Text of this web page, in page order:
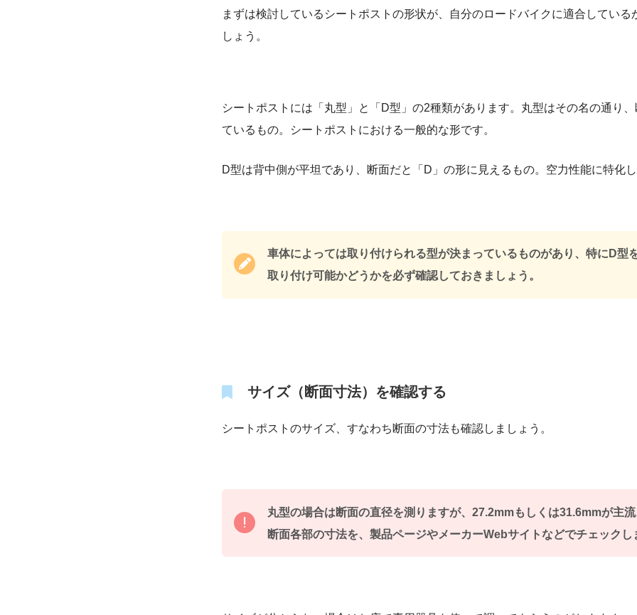
まずは検討しているシートポストの形状が、自分のロードバイクに適合している
しょう。
シートポストには「丸型」と「D型」の2種類があります。丸型はその名の通り
ているもの。シートポストにおける一般的な形です。
D型は背中側が平坦であり、断面だと「D」の形に見えるもの。空力性能に特化
車体によっては取り付けられる型が決まっているものがあり、特にD型
取り付け可能かどうかを必ず確認しておきましょう。
サイズ（断面寸法）を確認する
シートポストのサイズ、すなわち断面の寸法も確認しましょう。
丸型の場合は断面の直径を測りますが、27.2mmもしくは31.6mmが主
断面各部の寸法を、製品ページやメーカーWebサイトなどでチェックし